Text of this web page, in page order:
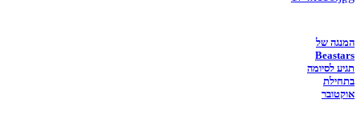
המנגה של
Beastars
תגיע לסיומה
בתחילת
אוקטובר